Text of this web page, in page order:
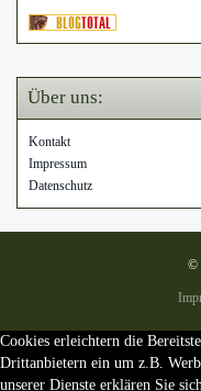
Über uns:
Kontakt
Impressum
Datenschutz
©
Cookies erleichtern die
Drittanbietern ein um z.B.
unserer Dienste erklären Sie